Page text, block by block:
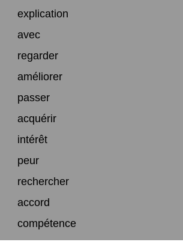
explication
avec
regarder
améliorer
passer
acquérir
intérêt
peur
rechercher
accord
compétence